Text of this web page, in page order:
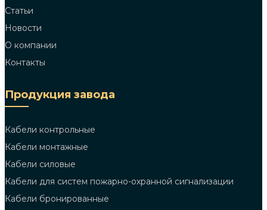
Статьи
Новости
О компании
Контакты
Продукция завода
Кабели контрольные
Кабели монтажные
Кабели силовые
Кабели для систем пожарно-охранной сигнализации
Кабели бронированные